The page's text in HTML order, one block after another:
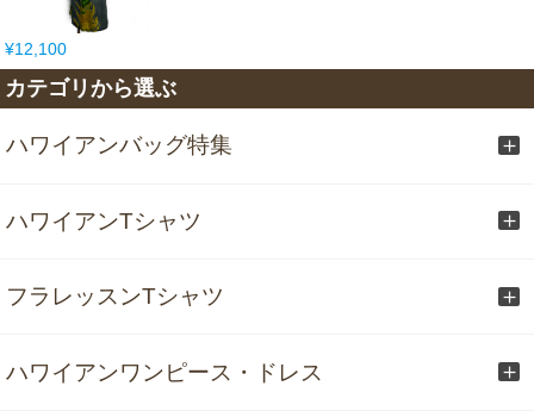
¥12,100
カテゴリから選ぶ
ハワイアンバッグ特集
ハワイアンTシャツ
フラレッスンTシャツ
ハワイアンワンピース・ドレス